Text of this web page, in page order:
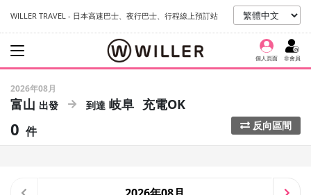
WILLER TRAVEL - 日本高速巴士、夜行巴士、行程線上預訂站
個人頁面 非會員
2026年08月
富山 岐阜 充電OK
0 件 反向區間